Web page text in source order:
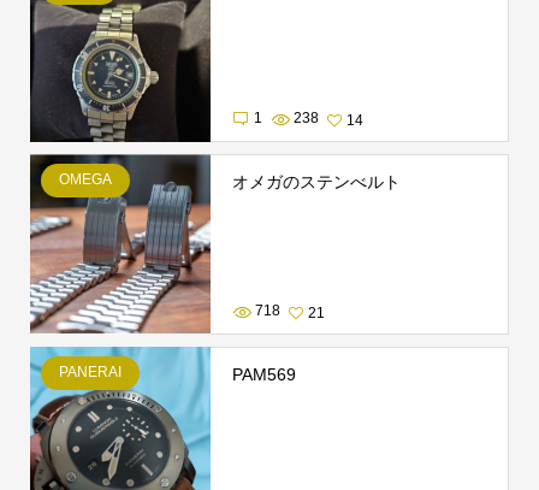
1 238 14
OMEGA オメガのステンべルト
718 21
PANERAI PAM569